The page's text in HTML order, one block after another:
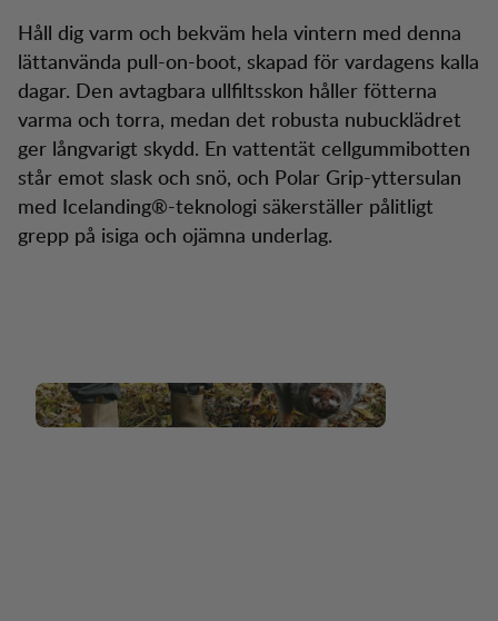
Håll dig varm och bekväm hela vintern med denna
lättanvända pull-on-boot, skapad för vardagens kalla
dagar. Den avtagbara ullfiltsskon håller fötterna
varma och torra, medan det robusta nubucklädret
ger långvarigt skydd. En vattentät cellgummibotten
står emot slask och snö, och Polar Grip-yttersulan
med Icelanding®-teknologi säkerställer pålitligt
grepp på isiga och ojämna underlag.